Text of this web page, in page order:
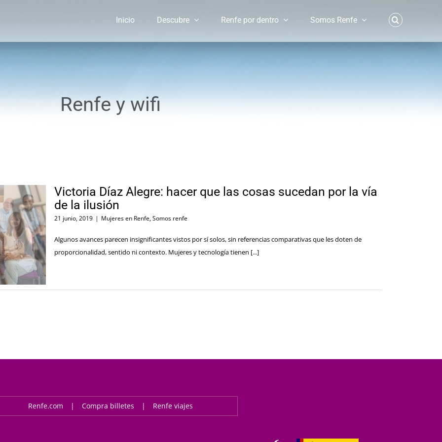
Inicio Descubre Renfe por dentro Somos Renfe
Renfe y wifi
Victoria Díaz Alegre: hacer que las cosas sucedan por la vía
de la ilusión
21 junio, 2019 | Mujeres en Renfe,Somos renfe
Algunos avances parecen insignificantes vistos por sí solos, sin referencias comparativas que les doten de
proporcionalidad, sentido ni contexto. Mujeres y tecnología tienen [...]
Renfe.com Compra billetes Renfe viajes